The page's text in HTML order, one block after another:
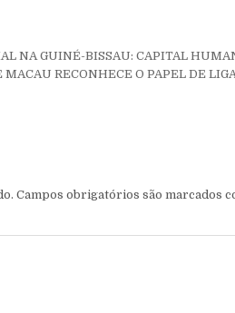
NA GUINÉ-BISSAU: CAPITAL
RECONHECE O PAPEL DE
Campos obrigatórios são marcados